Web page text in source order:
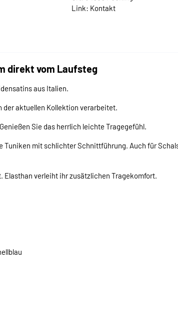
Link: Kontakt
direkt vom Laufsteg
aus Italien.
der aktuellen Kollektion verarbeitet.
Sie das herrlich leichte Tragegefühl.
Tuniken mit schlichter Schnittführung. Auch für
verleiht ihr zusätzlichen Tragekomfort.